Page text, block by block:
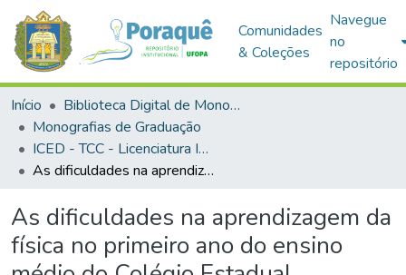
Comunidades
& Coleções
Navegue
no
repositório
Início
Biblioteca Digital de Monografias (BDM)
Monografias de Graduação
ICED - TCC - Licenciatura Integrada em Matemática e Física
As dificuldades na aprendizagem da física no primeiro ano do ensino médio do Colégio Estadual Pretextato da Costa Alvarenga
As dificuldades na aprendizagem da
física no primeiro ano do ensino